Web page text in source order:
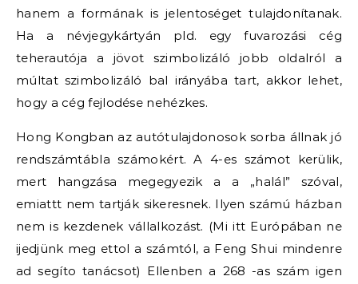
hanem a formának is jelentoséget tulajdonítanak.
Ha a névjegykártyán pld. egy fuvarozási cég
teherautója a jövot szimbolizáló jobb oldalról a
múltat szimbolizáló bal irányába tart, akkor lehet,
hogy a cég fejlodése nehézkes.
Hong Kongban az autótulajdonosok sorba állnak jó
rendszámtábla számokért. A 4-es számot kerülik,
mert hangzása megegyezik a a „halál” szóval,
emiattt nem tartják sikeresnek. Ilyen számú házban
nem is kezdenek vállalkozást. (Mi itt Európában ne
ijedjünk meg ettol a számtól, a Feng Shui mindenre
ad segíto tanácsot) Ellenben a 268 -as szám igen